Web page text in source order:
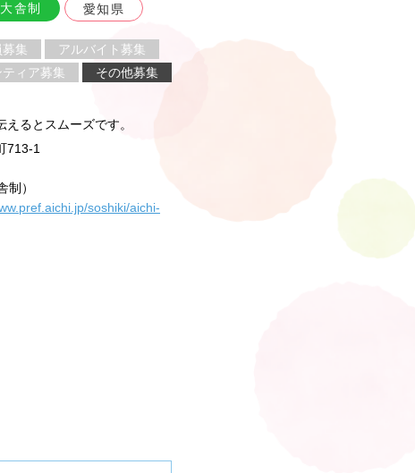
大舎制 愛知県
集
アルバイト募集
ィア募集 その他募集
えるとスムーズです。
713-1
制）
soshiki/aichi-